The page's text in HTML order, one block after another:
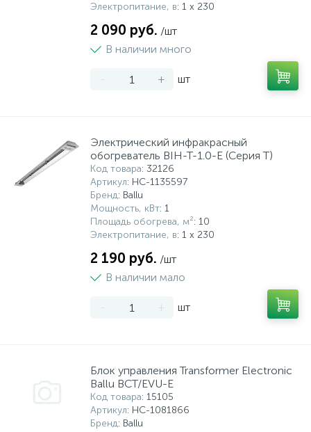
Электропитание, в: 1 x 230
2 090 руб. /шт
В наличии много
- + шт
Электрический инфракрасный
обогреватель BIH-T-1.0-E (Серия T)
Код товара: 32126
Артикул: НС-1135597
Бренд: Ballu
Мощность, кВт: 1
Площадь обогрева, м²: 10
Электропитание, в: 1 x 230
2 190 руб. /шт
В наличии мало
- + шт
Блок управления Transformer Electronic
Ballu BCT/EVU-E
Код товара: 15105
Артикул: НС-1081866
Бренд: Ballu